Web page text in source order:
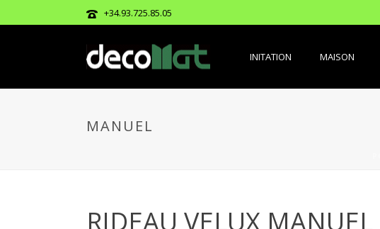
+34.93.725.85.05
INITATION MAISON
MANUEL
RIDEAU VELUX MANUEL